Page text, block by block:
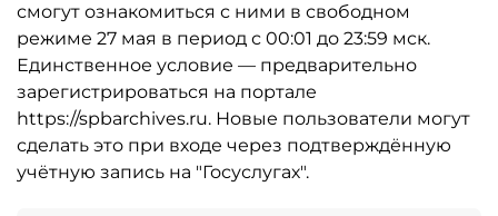
смогут ознакомиться с ними в свободном
режиме 27 мая в период с 00:01 до 23:59 мск.
Единственное условие — предварительно
зарегистрироваться на портале
https://spbarchives.ru. Новые пользователи могут
сделать это при входе через подтверждённую
учётную запись на "Госуслугах".